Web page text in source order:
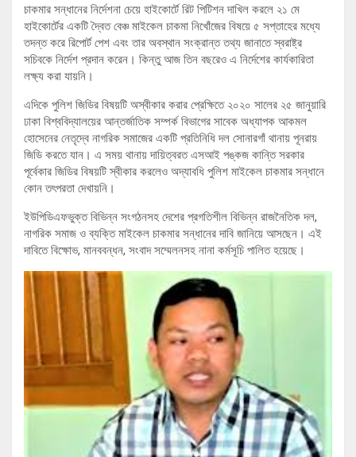
চাকমার সন্ধানের নির্দেশনা চেয়ে হাইকোর্টে রিট পিটিশন দাখিল করলে ২১ মে
হাইকোর্টের একটি দ্বৈত বেঞ্চ মাইকেল চাকমা নিখোঁজের বিষয়ে ৫ সপ্তাহের মধ্যে
তদন্ত করে রিপোর্ট পেশ এবং তার অবস্থান সংক্রান্ত তথ্য জানাতে স্বরাষ্ট্র
সচিবকে নির্দেশ প্রদান করেন। কিন্তু আজ তিন বছরেও এ নির্দেশের কার্যকারিতা
লক্ষ্য করা যায়নি।
এদিকে পুলিশ জিডির বিষয়টি অস্বীকার করার প্রেক্ষিতে ২০২০ সালের ২৫ জানুয়ারি
ঢাকা বিশ্ববিদ্যালয়ের আন্তর্জাতিক সম্পর্ক বিভাগের সাবেক অধ্যাপক আকমল
হোসেনের নেতৃদ্বে নাগরিক সমাজের একটি প্রতিনিধি দল সোনারগাঁ থানায় পূনরায়
জিডি করতে যান। এ সময় থানায় দায়িত্বরত এসআই পঙ্কজ কান্তি সরকার
পূর্বেকার জিডির বিষয়টি স্বীকার করলেও অদ্যাবধি পুলিশ মাইকেল চাকমার সন্ধানে
কোন তৎপরতা দেখায়নি।
ইউপিডিএফভুক্ত বিভিন্ন সংগঠনসহ দেশের প্রগতিশীল বিভিন্ন রাজনৈতিক দল,
নাগরিক সমাজ ও ব্যক্তি মাইকেল চাকমার সন্ধানের দাবি জানিয়ে আসছেন। এই
দাবিতে বিক্ষোভ, মানববন্ধন, সংবাদ সম্মেলনসহ নানা কর্মসূচি পালিত হয়েছে।